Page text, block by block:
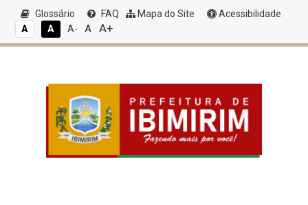
Glossário FAQ Mapa do Site
Acessibilidade
A
A A- A A+